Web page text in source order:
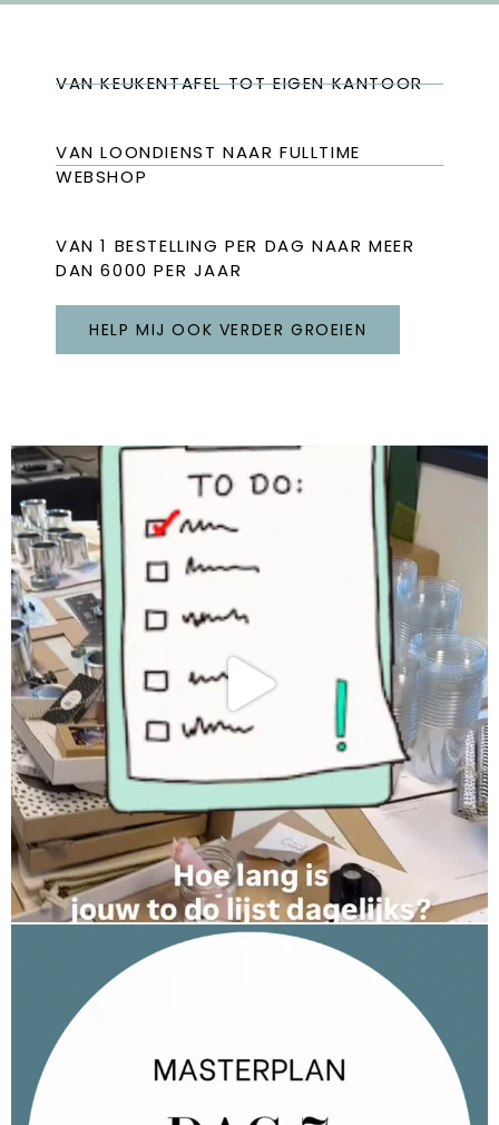
VAN KEUKENTAFEL TOT EIGEN KANTOOR
VAN LOONDIENST NAAR FULLTIME
WEBSHOP
VAN 1 BESTELLING PER DAG NAAR MEER
DAN 6000 PER JAAR
HELP MIJ OOK VERDER GROEIEN